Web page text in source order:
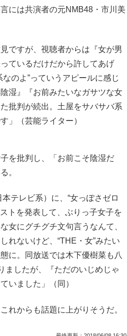
には共演者の元NMB48・市川美
ですが、視聴者からは『女が男
ているだけだから許してあげ
のよ”っていうアピールに感じ
湿』『お前みたいなガサツな女
批判が続出。土屋をサバサバ系
」（芸能ライター）
を批判し、「お前こそ陰湿だ
。
テレビ系）に、“女っぽさゼロ
トを発表して、ぶりっ子女子を
女にグチグチ文句言うなんて、
れないけど、“THE・女”みたい
に。同放送では木下優樹菜も八
ましたが、『ただのいじめじゃ
いました」（同）
れからも話題に上がりそうだ。